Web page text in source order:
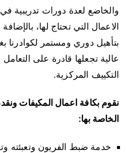
والخاضع لعدة دورات تدريبية
الاعمال التي تحتاج لها،
بتأهيل دوري ومستمر لكوادرنا
عالية تجعلها قادرة على
التكييف المركزية.
نقوم بكافة اعمال المكيفات
الخاصة بها:
خدمة ضبط الفريون وتعبئته